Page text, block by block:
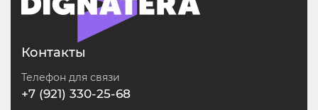
Контакты
Телефон для связи
+7 (921) 330-25-68